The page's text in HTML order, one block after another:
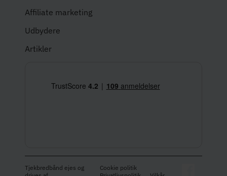
Affiliate marketing
Udbydere
Artikler
Tjekbredbånd ejes og
Cookie politik